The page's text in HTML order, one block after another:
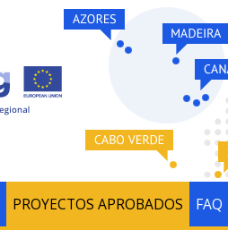
PROYECTOS APROBADOS FAQ